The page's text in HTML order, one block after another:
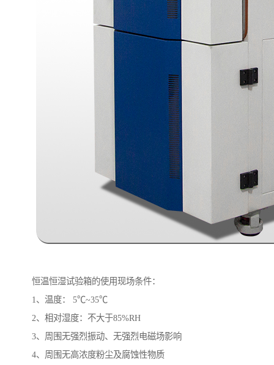
恒温恒湿试验箱的使用现场条件：
1、温度： 5℃~35℃
2、相对湿度：不大于85%RH
3、周围无强烈振动、无强烈电磁场影响
4、周围无高浓度粉尘及腐蚀性物质